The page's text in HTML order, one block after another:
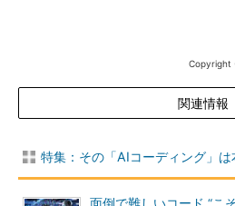
Copyright
関連情報
特集：その「AIコーディング」